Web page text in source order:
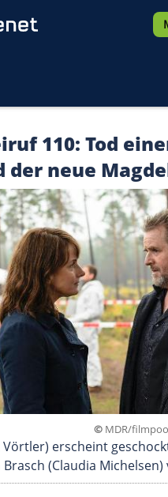
110: Tod
der neue
© MDR/
Vörtler) erscheint
(Claudia